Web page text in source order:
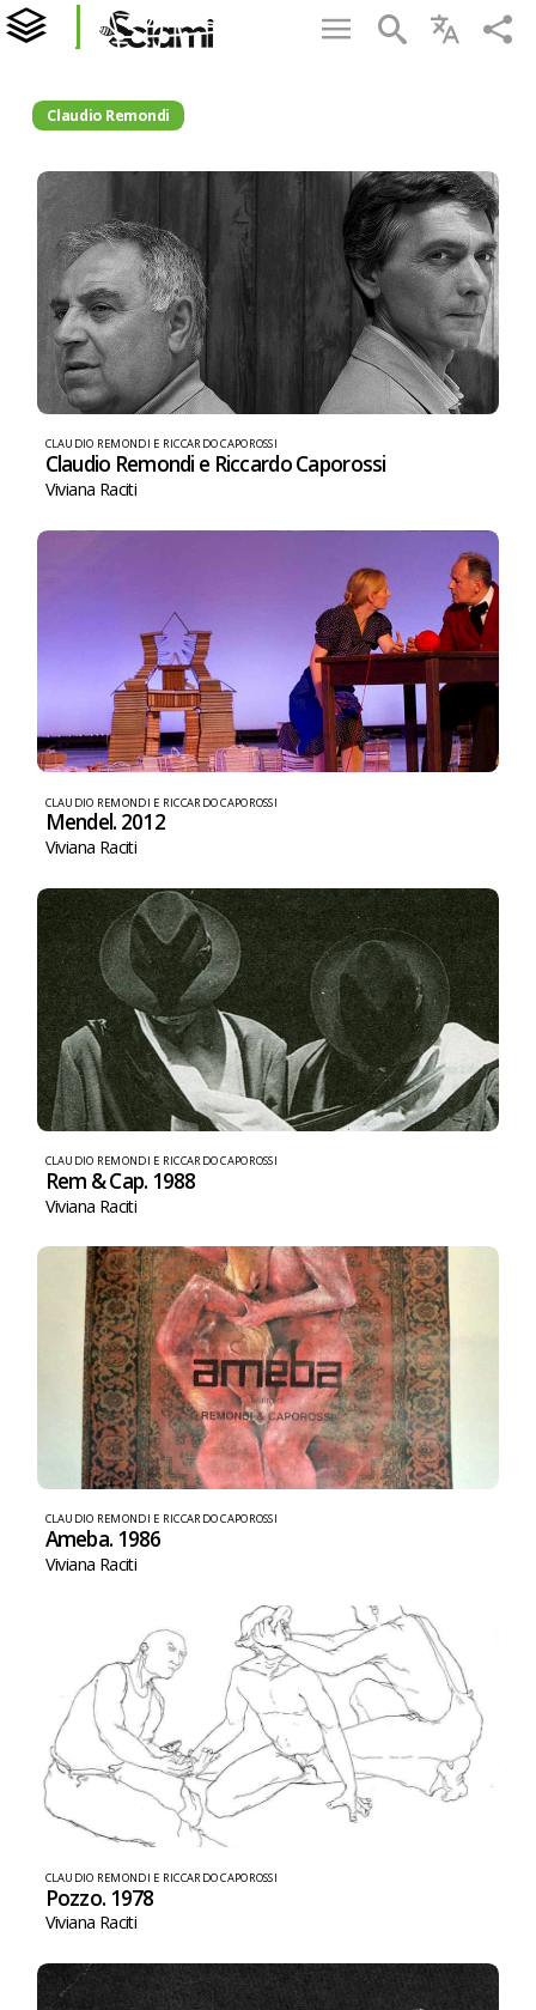
Claudio Remondi
CLAUDIO REMONDI E RICCARDO CAPOROSSI
Claudio Remondi e Riccardo Caporossi
Viviana Raciti
CLAUDIO REMONDI E RICCARDO CAPOROSSI
Mendel. 2012
Viviana Raciti
CLAUDIO REMONDI E RICCARDO CAPOROSSI
Rem & Cap. 1988
Viviana Raciti
CLAUDIO REMONDI E RICCARDO CAPOROSSI
Ameba. 1986
Viviana Raciti
CLAUDIO REMONDI E RICCARDO CAPOROSSI
Pozzo. 1978
Viviana Raciti